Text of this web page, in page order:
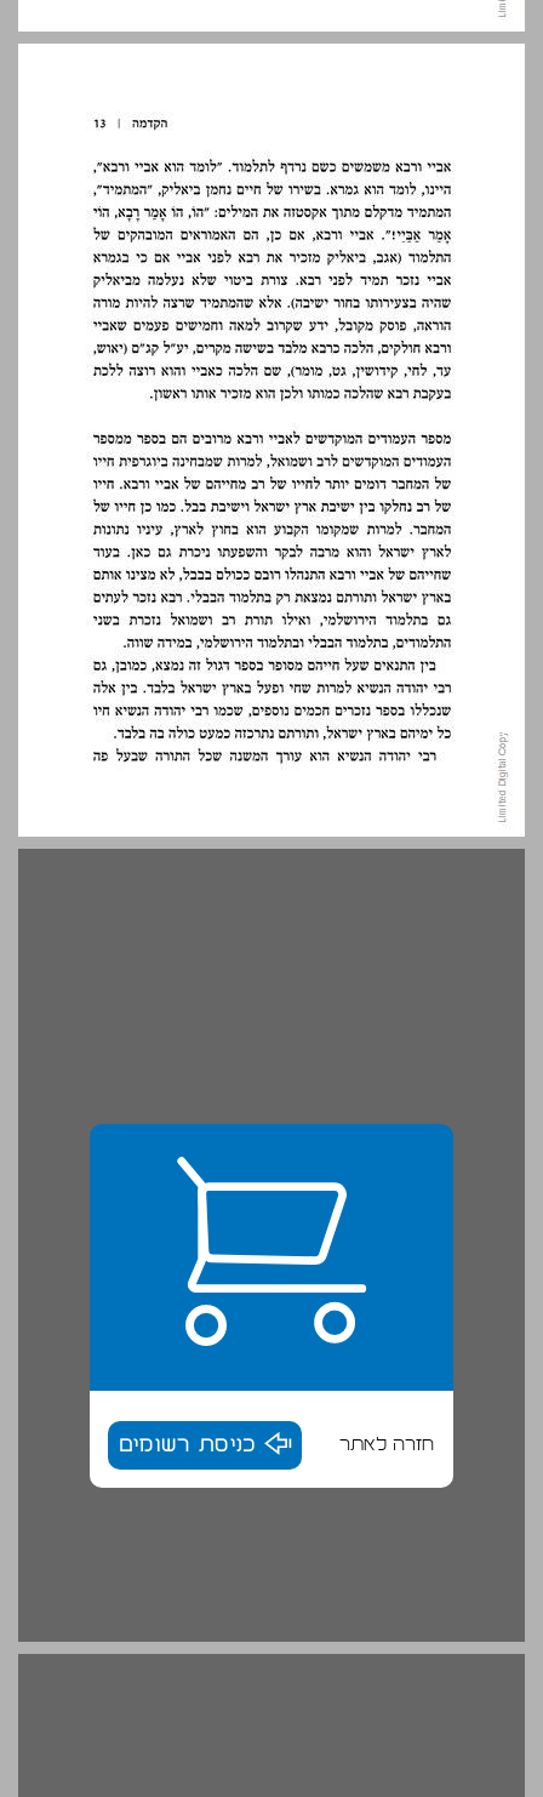
חזרה לאתר כניסת רשומים